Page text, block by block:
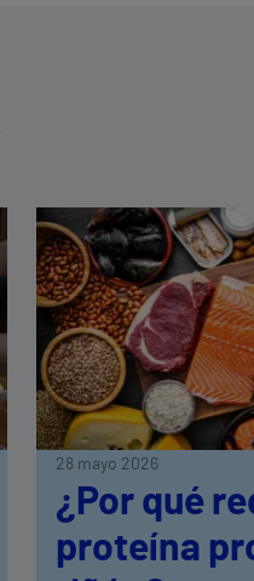
28 mayo 2026
¿Por qué
proteína